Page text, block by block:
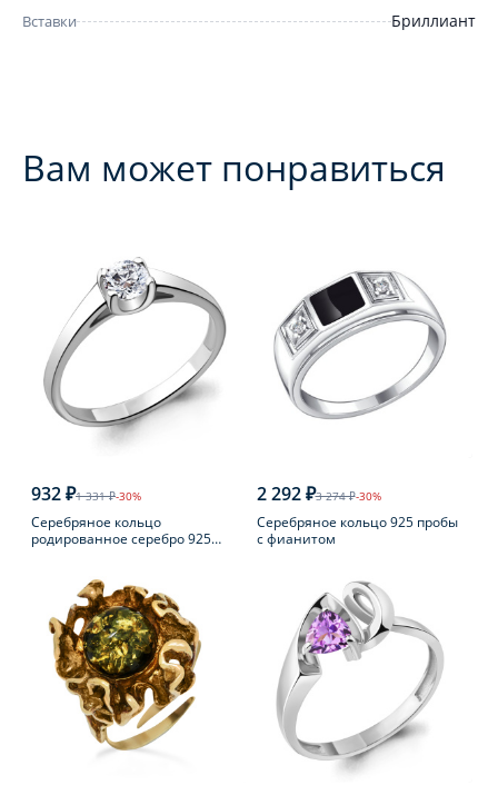
Вставки Бриллиант
Вам может понравиться
932 ₽1 331 ₽-30%
Серебряное кольцо
родированное серебро 925
2 292 ₽3 274 ₽-30%
Серебряное кольцо 925 пробы
с фианитом